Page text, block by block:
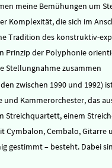
meine Bemühungen um
Komplexität, die sich im
Tradition des konstruktiv-
Prinzip der Polyphonie
Stellungnahme zusammen
zwischen 1990 und 1992)
und Kammerorchester, das
Streichquartett, einem
Cymbalon, Cembalo, Gitarre
gestimmt – besteht. Dabei